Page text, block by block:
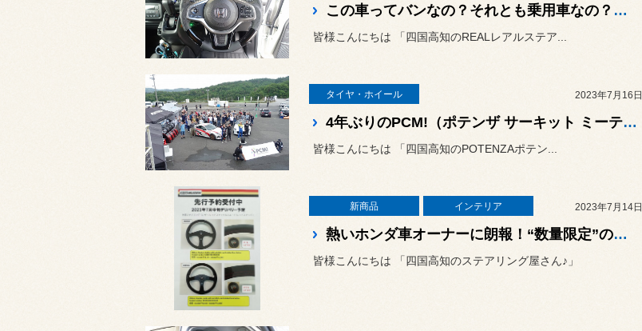
この車ってバンなの？それとも乗用車なの？思わずそう言っちゃうぐらい豪華な車内に生まれ変わりました！ホンダ N-VAN（JJ1）に「REALステアリング」の取り付け！
皆様こんにちは 「四国高知のREALレアルステア...
タイヤ・ホイール 2023年7月16日
4年ぶりのPCM!（ポテンザ サーキット ミーティング！）はドライバーも友達もメッチャ楽しめるサーキットイベントでした！
皆様こんにちは 「四国高知のPOTENZAポテン...
新商品 インテリア 2023年7月14日
熱いホンダ車オーナーに朗報！“数量限定”の無限ステアリングが発売開始になりましたよ！
皆様こんにちは 「四国高知のステアリング屋さん♪」